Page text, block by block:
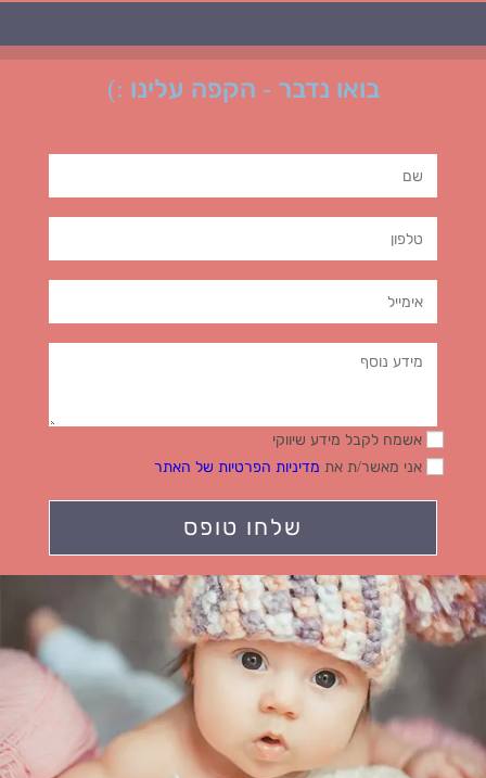
בואו נדבר - הקפה עלינו :)
אשמח לקבל מידע שיווקי
אני מאשר/ת את מדיניות הפרטיות של האתר